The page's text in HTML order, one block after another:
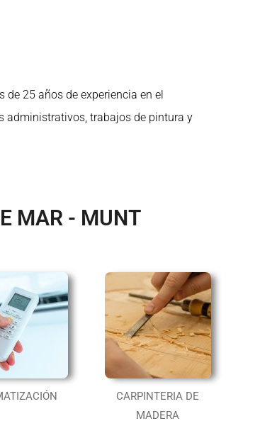
de 25 años de experiencia en el
administrativos, trabajos de pintura y
MAR - MUNT
CARPINTERIA DE
MADERA